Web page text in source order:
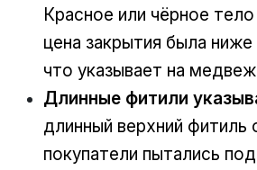
Красное или чёрное
цена закрытия была
что указывает на
Длинные фитили
длинный верхний фитиль
покупатели пытались